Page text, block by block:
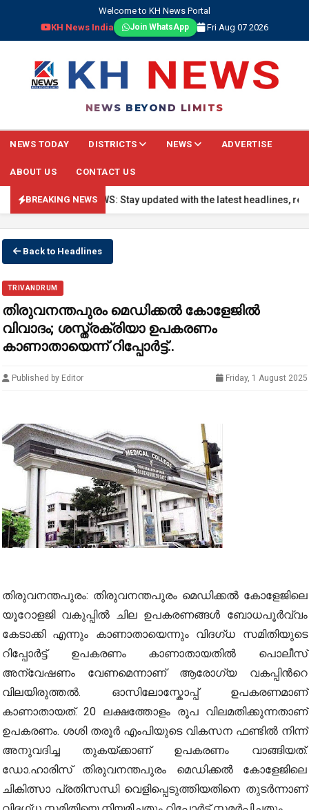
Welcome to KH News Portal
KH News India
Join WhatsApp Fri Aug 07 2026
NEWS BEYOND LIMITS
NEWS TODAY DISTRICTS NEWS ADVERTISE
ABOUT US CONTACT US
BREAKING NEWS
🔴 BREAKING NEWS: Stay updated with the latest headlines,
Back to Headlines
TRIVANDRUM
തിരുവനന്തപുരം മെഡിക്കൽ കോളേജിൽ
വിവാദം; ശസ്ത്രക്രിയാ ഉപകരണം
കാണാതായെന്ന് റിപ്പോർട്ട്..
Published by Editor Friday, 1 August 2025
തിരുവനന്തപുരം: തിരുവനന്തപുരം മെഡിക്കല്‍ കോളേജിലെ
യൂറോളജി വകുപ്പിൽ ചില ഉപകരണങ്ങൾ ബോധപൂർവ്വം
കേടാക്കി എന്നും കാണാതായെന്നും വിദഗ്ധ സമിതിയുടെ
റിപ്പോർട്ട്. ഉപകരണം കാണാതായതിൽ പൊലീസ്
അന്വേഷണം വേണമെന്നാണ് ആരോഗ്യ വകപ്പിന്‍റെ
വിലയിരുത്തല്‍. ഓസിലോസ്കോപ്പ് ഉപകരണമാണ്
കാണാതായത്. 20 ലക്ഷത്തോളം രൂപ വിലമതിക്കുന്നതാണ്
ഉപകരണം. ശശി തരൂർ എംപിയുടെ വികസന ഫണ്ടിൽ നിന്ന്
അനുവദിച്ച തുകയ്ക്കാണ് ഉപകരണം വാങ്ങിയത്.
ഡോ.ഹാരിസ് തിരുവനന്തപുരം മെഡിക്കൽ കോളേജിലെ
ചികിത്സാ പ്രതിസന്ധി വെളിപ്പെടുത്തിയതിനെ തുടര്‍ന്നാണ്